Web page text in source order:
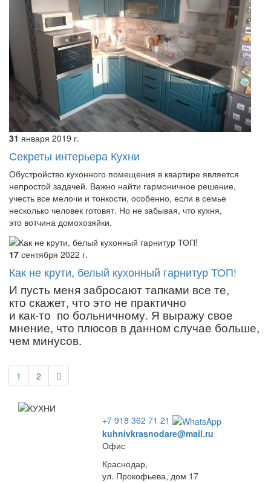
31 января 2019 г.
Секреты интерьера Кухни
Обустройство кухонного помещения в квартире является
непростой задачей. Важно найти гармоничное решение,
учесть все мелочи и тонкости, особенно, если в семье
несколько человек готовят. Но не забывая, что кухня,
это вотчина домохозяйки.
17 сентября 2022 г.
Как не крути, белый кухонный гарнитур ТОП!
И пусть меня забросают тапками все те,
кто скажет, что это не практично
и как-то по больничному. Я выражу свое
мнение, что плюсов в данном случае больше,
чем минусов.
1 2
+7 918 362 71 21
kuhnivkrasnodare@mail.ru
Офис
Краснодар,
ул. Прокофьева, дом 17